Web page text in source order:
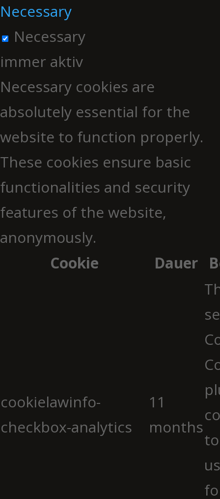
Necessary
Necessary
immer aktiv
Necessary cookies are
absolutely essential for the
website to function properly.
These cookies ensure basic
functionalities and security
features of the website,
anonymously.
Cookie
Dauer
cookielawinfo-
checkbox-analytics
11
months